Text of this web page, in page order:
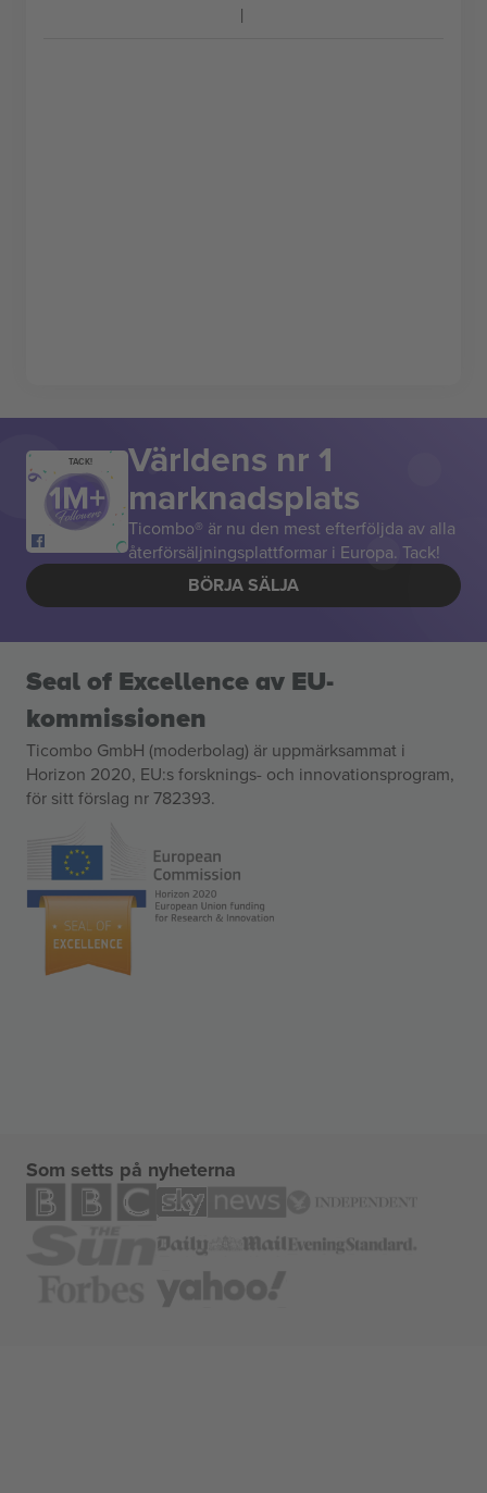
TACK! Världens nr 1
marknadsplats
Ticombo® är nu den mest efterföljda av alla
återförsäljningsplattformar i Europa. Tack!
BÖRJA SÄLJA
Seal of Excellence av EU-
kommissionen
Ticombo GmbH (moderbolag) är uppmärksammat i
Horizon 2020, EU:s forsknings- och innovationsprogram,
för sitt förslag nr 782393.
Som setts på nyheterna